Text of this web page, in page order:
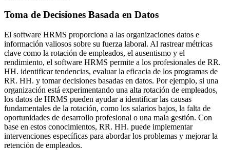
Toma de Decisiones Basada en Datos
El software HRMS proporciona a las organizaciones datos e
información valiosos sobre su fuerza laboral. Al rastrear métricas
clave como la rotación de empleados, el ausentismo y el
rendimiento, el software HRMS permite a los profesionales de RR.
HH. identificar tendencias, evaluar la eficacia de los programas de
RR. HH. y tomar decisiones basadas en datos. Por ejemplo, si una
organización está experimentando una alta rotación de empleados,
los datos de HRMS pueden ayudar a identificar las causas
fundamentales de la rotación, como los salarios bajos, la falta de
oportunidades de desarrollo profesional o una mala gestión. Con
base en estos conocimientos, RR. HH. puede implementar
intervenciones específicas para abordar los problemas y mejorar la
retención de empleados.